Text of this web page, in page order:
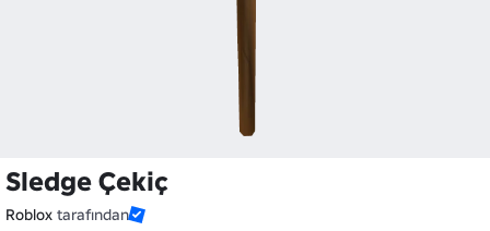
Sledge Çekiç
Roblox tarafından